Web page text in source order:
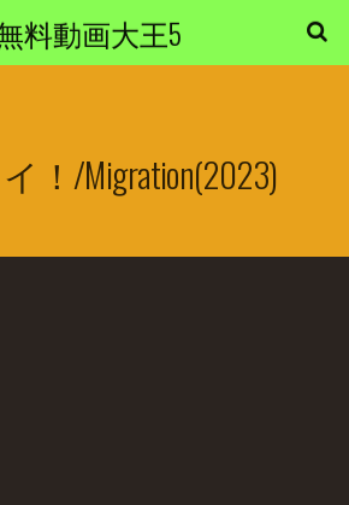
料動画大王5
！/Migration(2023)